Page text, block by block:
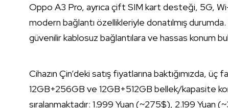
Oppo A3 Pro, ayrıca çift SIM kart desteği, 5G,
modern bağlantı özellikleriyle donatılmış durumda.
güvenilir kablosuz bağlantılara ve hassas konum
Cihazın Çin’deki satış fiyatlarına baktığımızda,
12GB+256GB ve 12GB+512GB bellek/kapasite
sıralanmaktadır: 1.999 Yuan (~275$), 2.199